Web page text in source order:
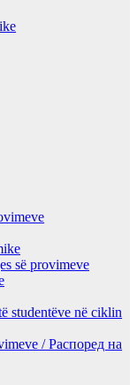
së provimeve
studentëve në ciklin
/ Распоред на